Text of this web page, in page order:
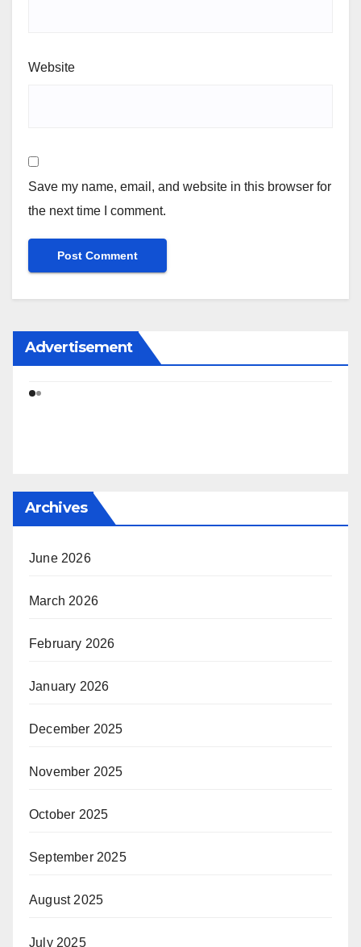
Website
Save my name, email, and website in this browser for
the next time I comment.
Advertisement
Archives
June 2026
March 2026
February 2026
January 2026
December 2025
November 2025
October 2025
September 2025
August 2025
July 2025